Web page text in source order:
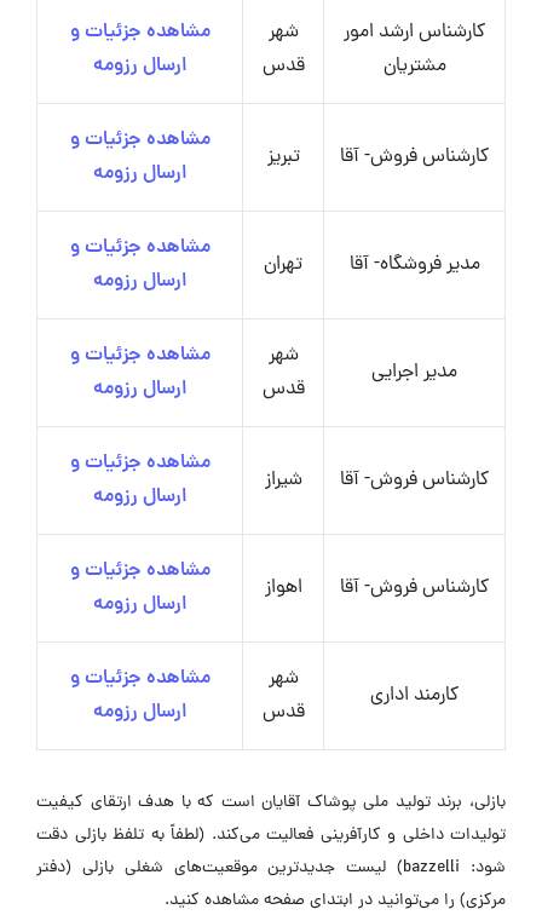
کارشناس ارشد امور
مشتریان
شهر
قدس
مشاهده جزئیات و
ارسال رزومه
کارشناس فروش- آقا تبریز
مشاهده جزئیات و
ارسال رزومه
مدیر فروشگاه- آقا تهران
مشاهده جزئیات و
ارسال رزومه
مدیر اجرایی
شهر
قدس
مشاهده جزئیات و
ارسال رزومه
کارشناس فروش- آقا شیراز
مشاهده جزئیات و
ارسال رزومه
کارشناس فروش- آقا اهواز
مشاهده جزئیات و
ارسال رزومه
کارمند اداری
شهر
قدس
مشاهده جزئیات و
ارسال رزومه
بازلی، برند تولید ملی پوشاک آقایان است که با هدف ارتقای کیفیت
تولیدات داخلی و کارآفرینی فعالیت می‌کند. (لطفاً به تلفظ بازلی دقت
شود: bazzelli) لیست جدیدترین موقعیت‌های شغلی بازلی (دفتر
مرکزی) را می‌توانید در ابتدای صفحه مشاهده کنید.